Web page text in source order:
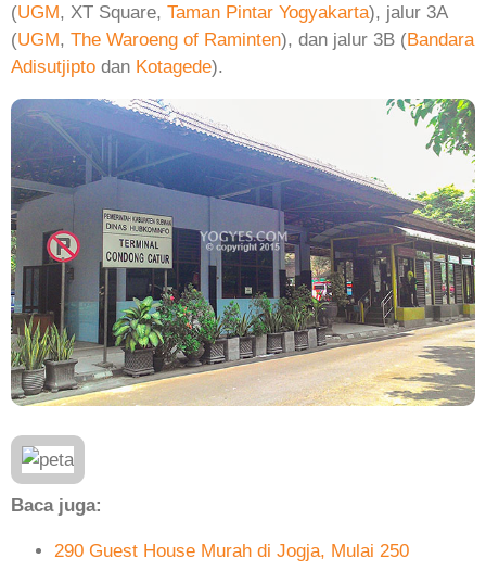
(UGM, XT Square, Taman Pintar Yogyakarta), jalur 3A
(UGM, The Waroeng of Raminten), dan jalur 3B (Bandara
Adisutjipto dan Kotagede).
Baca juga:
290 Guest House Murah di Jogja, Mulai 250